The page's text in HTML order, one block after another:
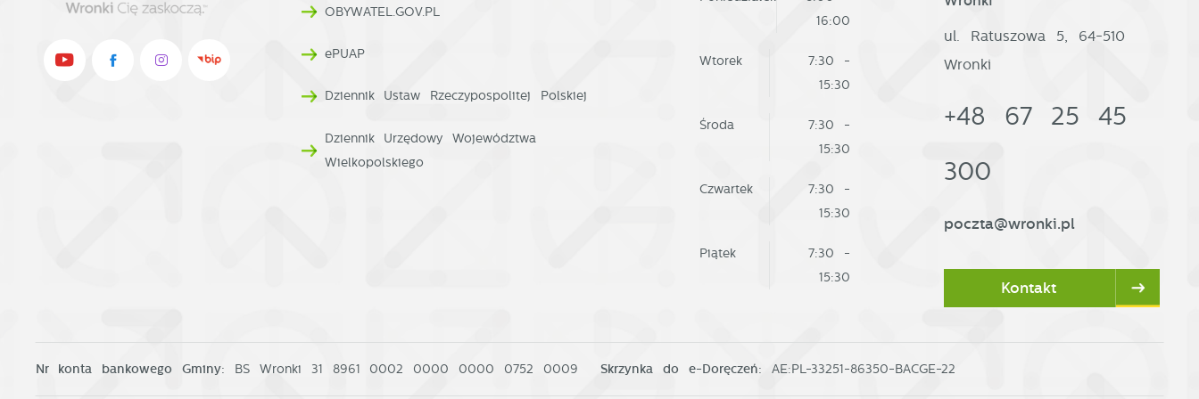
OBYWATEL.GOV.PL
ePUAP
Dziennik Ustaw Rzeczypospolitej Polskiej
Dziennik Urzędowy Województwa
Wielkopolskiego
16:00
Wtorek
7:30 -
15:30
Środa
7:30 -
15:30
Czwartek
7:30 -
15:30
Piątek
7:30 -
15:30
ul. Ratuszowa 5, 64-510
Wronki
+48 67 25 45
300
poczta@wronki.pl
Kontakt
Nr konta bankowego Gminy: BS Wronki 31 8961 0002 0000 0000 0752 0009 Skrzynka do e-Doręczeń: AE:PL-33251-86350-BACGE-22